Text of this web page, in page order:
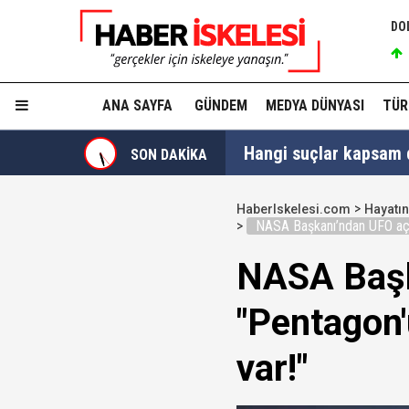
ANA SAYFA GÜNDEM MEDYA DÜNYASI
SON DAKİKA Hangi suçlar kapsam
Devlet Bahçeli'den
İzmir Büyükşehir
Ünlüler
Yükseliş üst üste 3.
HaberIskelesi.com
NASA Başkanı’ndan UFO
NASA
var!"